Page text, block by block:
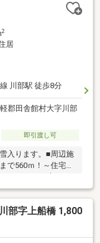
2
居
川部駅 徒歩8分
郡田舎館村大字川部
即引渡し可
入ります。■周辺施
で560ｍ！～住宅ロ
せんか？？初めて
い…ローンについて
えるのか分からな
ひ『住宅のプロ』に
：0172-32-2028
部字上船橋 1,800